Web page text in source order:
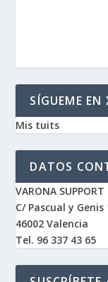
SÍGUEME EN
Mis tuits
DATOS
VARONA SUPPORT
C/ Pascual y Genis
46002 Valencia
Tel. 96 337 43 65